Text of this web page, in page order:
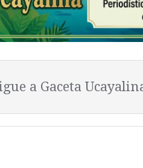
a Gaceta